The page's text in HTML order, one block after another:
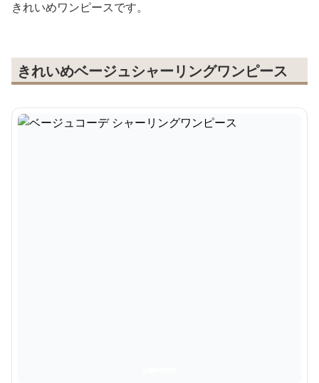
きれいめワンピースです。
きれいめベージュシャーリングワンピース